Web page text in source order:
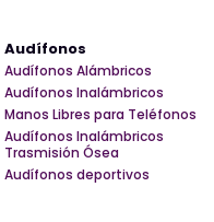
Audífonos
Audífonos Alámbricos
Audífonos Inalámbricos
Manos Libres para Teléfonos
Audífonos Inalámbricos
Trasmisión Ósea
Audífonos deportivos